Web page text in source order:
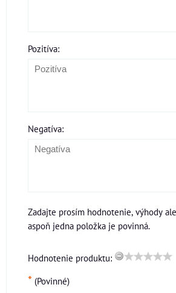
Pozitíva:
Negatíva:
Zadajte prosím hodnotenie, výhody
aspoň jedna položka je povinná.
Hodnotenie produktu:
* (Povinné)